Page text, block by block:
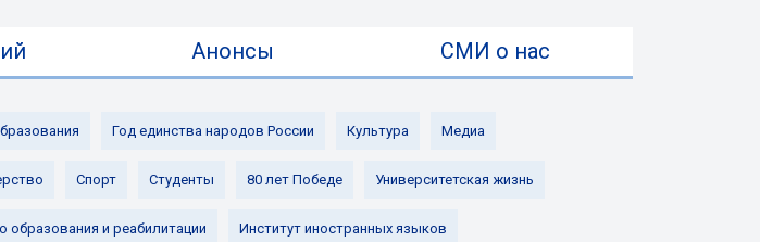
Анонсы СМИ о нас
Год единства народов России Культура Медиа
Спорт Студенты 80 лет Победе Университетская жизнь
образования и реабилитации Институт иностранных языков